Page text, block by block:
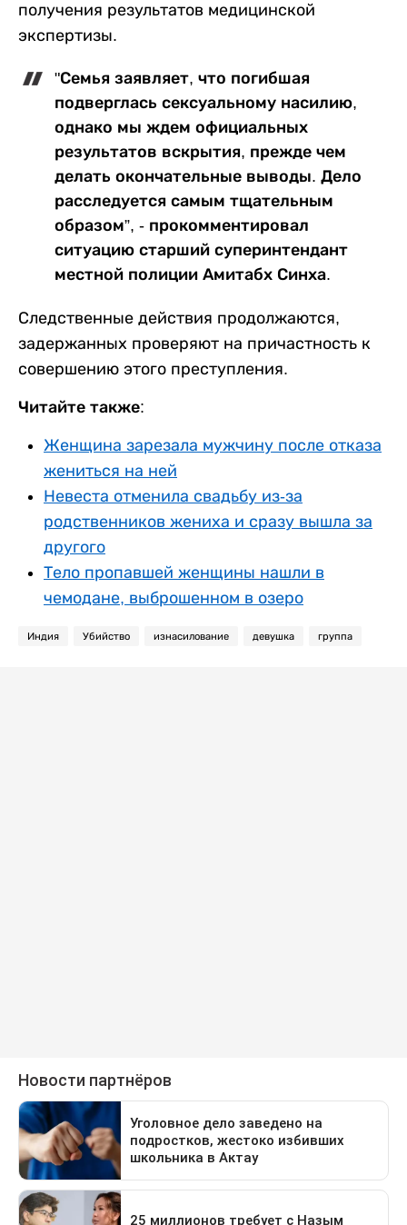
получения результатов медицинской
экспертизы.
"Семья заявляет, что погибшая
подверглась сексуальному насилию,
однако мы ждем официальных
результатов вскрытия, прежде чем
делать окончательные выводы. Дело
расследуется самым тщательным
образом”, - прокомментировал
ситуацию старший суперинтендант
местной полиции Амитабх Синха.
Следственные действия продолжаются,
задержанных проверяют на причастность к
совершению этого преступления.
Читайте также:
Женщина зарезала мужчину после отказа
жениться на ней
Невеста отменила свадьбу из-за
родственников жениха и сразу вышла за
другого
Тело пропавшей женщины нашли в
чемодане, выброшенном в озеро
Индия Убийство изнасилование девушка группа